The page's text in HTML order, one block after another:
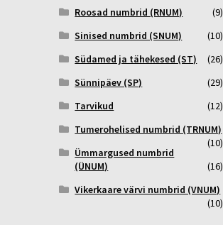
Roosad numbrid (RNUM)
(9)
Sinised numbrid (SNUM)
(10)
Südamed ja tähekesed (ST)
(26)
Sünnipäev (SP)
(29)
Tarvikud
(12)
Tumerohelised numbrid (TRNUM)
(10)
Ümmargused numbrid
(ÜNUM)
(16)
Vikerkaare värvi numbrid (VNUM)
(10)